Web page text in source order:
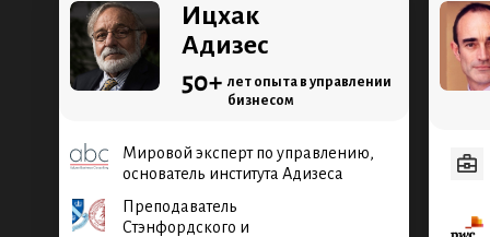
Ицхак
Адизес
Преподаватель
Стэнфордского и
лет опыта в управлении
бизнесом
50+
Мировой эксперт по управлению,
основатель института Адизеса